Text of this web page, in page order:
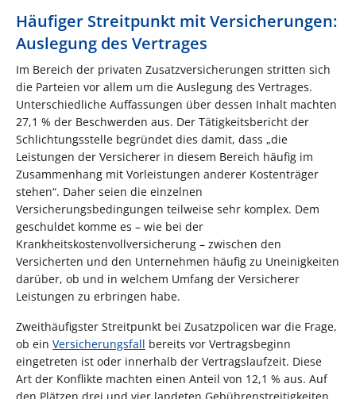
Häufiger Streitpunkt mit Versicherungen:
Auslegung des Vertrages
Im Bereich der privaten Zusatzversicherungen stritten sich
die Parteien vor allem um die Auslegung des Vertrages.
Unterschiedliche Auffassungen über dessen Inhalt machten
27,1 % der Beschwerden aus. Der Tätigkeitsbericht der
Schlichtungsstelle begründet dies damit, dass „die
Leistungen der Versicherer in diesem Bereich häufig im
Zusammenhang mit Vorleistungen anderer Kostenträger
stehen“. Daher seien die einzelnen
Versicherungsbedingungen teilweise sehr komplex. Dem
geschuldet komme es – wie bei der
Krankheitskostenvollversicherung – zwischen den
Versicherten und den Unternehmen häufig zu Uneinigkeiten
darüber, ob und in welchem Umfang der Versicherer
Leistungen zu erbringen habe.
Zweithäufigster Streitpunkt bei Zusatzpolicen war die Frage,
ob ein Versicherungsfall bereits vor Vertragsbeginn
eingetreten ist oder innerhalb der Vertragslaufzeit. Diese
Art der Konflikte machten einen Anteil von 12,1 % aus. Auf
den Plätzen drei und vier landeten Gebührenstreitigkeiten